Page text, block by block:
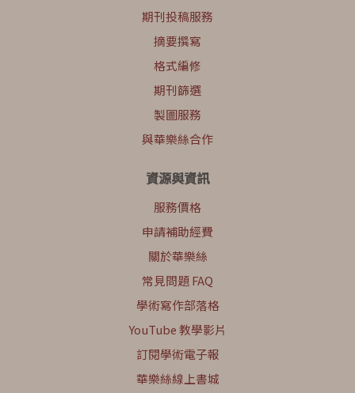
期刊投稿服務
摘要撰寫
格式編修
期刊篩選
製圖服務
與華樂絲合作
資源與資訊
服務價格
申請補助經費
關於華樂絲
常見問題 FAQ
學術寫作部落格
YouTube 教學影片
訂閱學術電子報
華樂絲線上書城